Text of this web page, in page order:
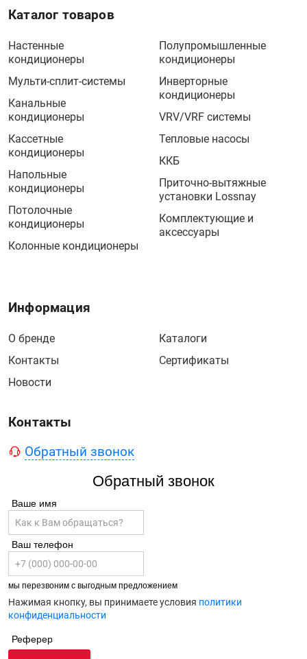
Каталог товаров
Настенные
кондиционеры
Мульти-сплит-системы
Канальные
кондиционеры
Кассетные
кондиционеры
Напольные
кондиционеры
Потолочные
кондиционеры
Колонные кондиционеры
Полупромышленные
кондиционеры
Инверторные
кондиционеры
VRV/VRF системы
Тепловые насосы
ККБ
Приточно-вытяжные
установки Lossnay
Комплектующие и
аксессуары
Информация
О бренде
Контакты
Новости
Каталоги
Сертификаты
Контакты
Обратный звонок
Обратный звонок
Ваше имя
Ваш телефон
мы перезвоним с выгодным предложением
Нажимая кнопку, вы принимаете условия политики
конфиденциальности
Реферер